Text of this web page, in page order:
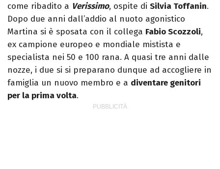
come ribadito a Verissimo, ospite di Silvia Toffanin.
Dopo due anni dall’addio al nuoto agonistico
Martina si è sposata con il collega Fabio Scozzoli,
ex campione europeo e mondiale mistista e
specialista nei 50 e 100 rana. A quasi tre anni dalle
nozze, i due si si preparano dunque ad accogliere in
famiglia un nuovo membro e a diventare genitori
per la prima volta.